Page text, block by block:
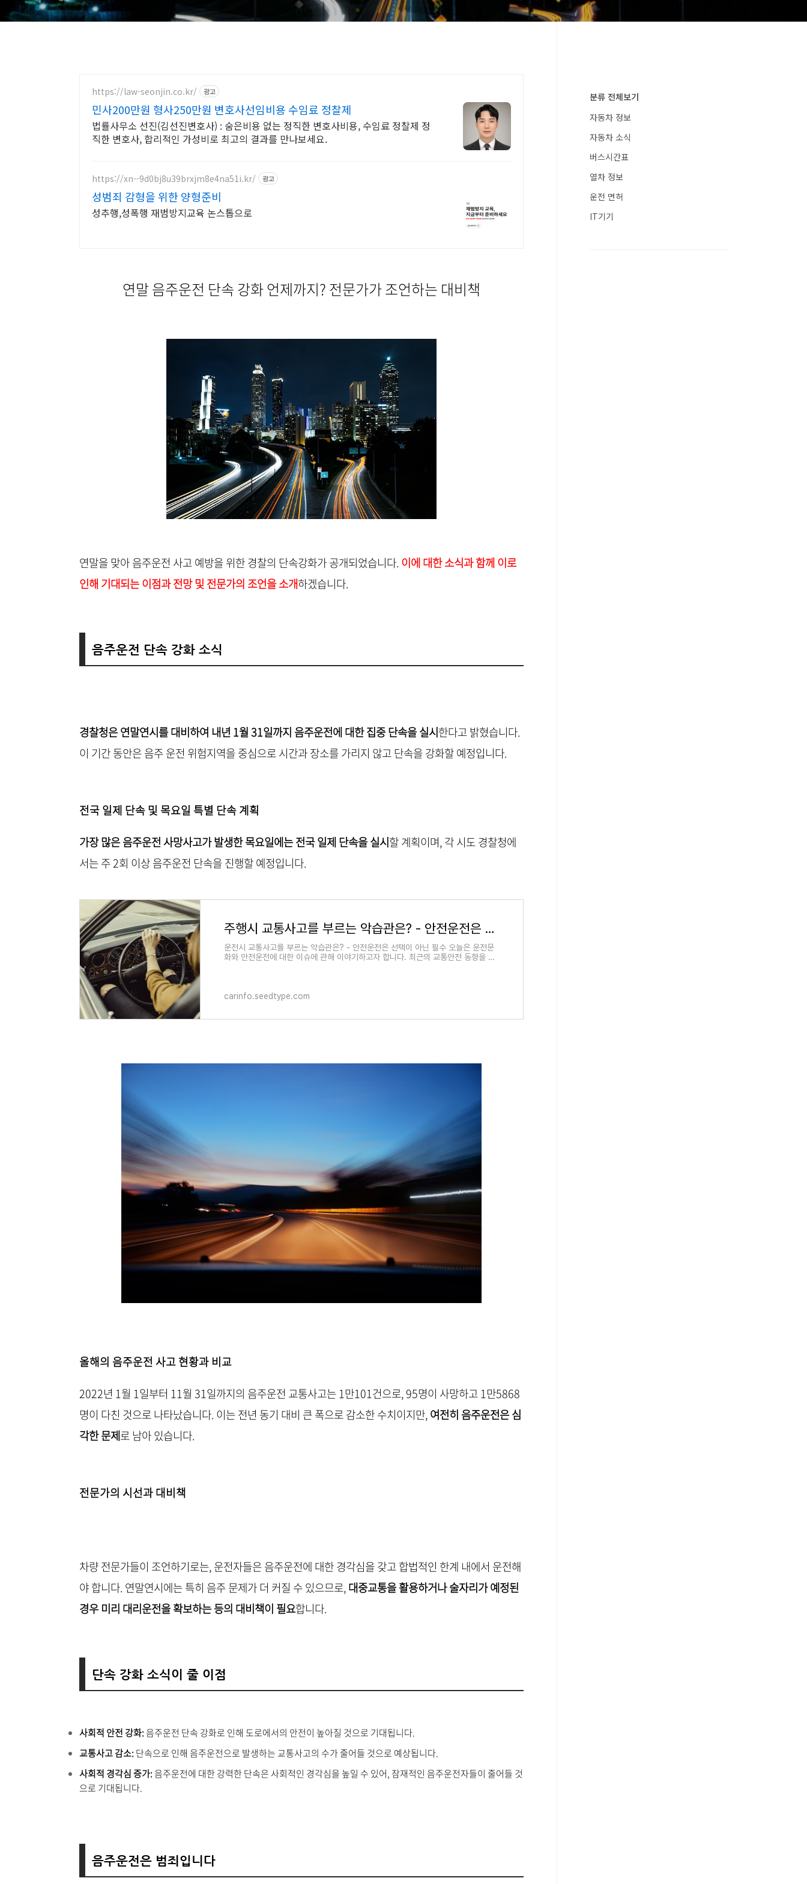
https://law-seonjin.co.kr/ 광고
민사200만원 형사250만원 변호사선임비용 수임료 정찰제
법률사무소 선진(김선진변호사) : 숨은비용 없는 정직한 변호사비용, 수임료 정찰제 정
직한 변호사, 합리적인 가성비로 최고의 결과를 만나보세요.
https://xn--9d0bj8u39brxjm8e4na51i.kr/ 광고
성범죄 감형을 위한 양형준비
성추행,성폭행 재범방지교육 논스톱으로
연말 음주운전 단속 강화 언제까지? 전문가가 조언하는 대비책
연말을 맞아 음주운전 사고 예방을 위한 경찰의 단속강화가 공개되었습니다. 이에 대한 소식과 함께 이로
인해 기대되는 이점과 전망 및 전문가의 조언을 소개하겠습니다.
음주운전 단속 강화 소식
경찰청은 연말연시를 대비하여 내년 1월 31일까지 음주운전에 대한 집중 단속을 실시한다고 밝혔습니다.
이 기간 동안은 음주 운전 위험지역을 중심으로 시간과 장소를 가리지 않고 단속을 강화할 예정입니다.
전국 일제 단속 및 목요일 특별 단속 계획
가장 많은 음주운전 사망사고가 발생한 목요일에는 전국 일제 단속을 실시할 계획이며, 각 시도 경찰청에
서는 주 2회 이상 음주운전 단속을 진행할 예정입니다.
주행시 교통사고를 부르는 악습관은? - 안전운전은 선택이 아닌 필수
운전시 교통사고를 부르는 악습관은? - 안전운전은 선택이 아닌 필수 오늘은 운전문
화와 안전운전에 대한 이슈에 관해 이야기하고자 합니다. 최근의 교통안전 동향을 살
carinfo.seedtype.com
올해의 음주운전 사고 현황과 비교
2022년 1월 1일부터 11월 31일까지의 음주운전 교통사고는 1만101건으로, 95명이 사망하고 1만5868
명이 다친 것으로 나타났습니다. 이는 전년 동기 대비 큰 폭으로 감소한 수치이지만,여전히 음주운전은 심
각한 문제로 남아 있습니다.
전문가의 시선과 대비책
차량 전문가들이 조언하기로는, 운전자들은 음주운전에 대한 경각심을 갖고 합법적인 한계 내에서 운전해
야 합니다. 연말연시에는 특히 음주 문제가 더 커질 수 있으므로,대중교통을 활용하거나 술자리가 예정된
경우 미리 대리운전을 확보하는 등의 대비책이 필요합니다.
단속 강화 소식이 줄 이점
사회적 안전 강화:음주운전 단속 강화로 인해 도로에서의 안전이 높아질 것으로 기대됩니다.
교통사고 감소:단속으로 인해 음주운전으로 발생하는 교통사고의 수가 줄어들 것으로 예상됩니다.
사회적 경각심 증가:음주운전에 대한 강력한 단속은 사회적인 경각심을 높일 수 있어, 잠재적인 음주운전자들이 줄어들 것
으로 기대됩니다.
음주운전은 범죄입니다
분류 전체보기
자동차 정보
자동차 소식
버스시간표
열차 정보
운전 면허
IT기기